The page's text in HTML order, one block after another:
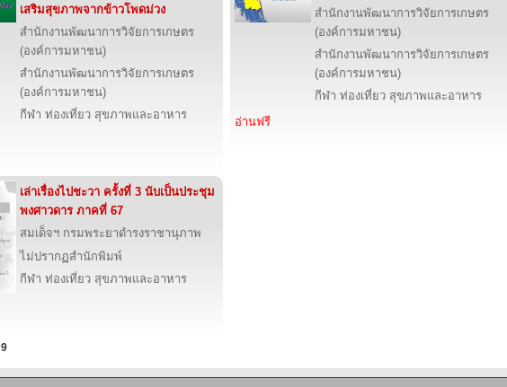
เสริมสุขภาพจากข้าวโพดม่วง
สำนักงานพัฒนาการวิจัยการเกษตร
(องค์การมหาชน)
สำนักงานพัฒนาการวิจัยการเกษตร
(องค์การมหาชน)
กีฬา ท่องเที่ยว สุขภาพและอาหาร
สำนักงานพัฒนาการวิจัยการเกษตร
(องค์การมหาชน)
สำนักงานพัฒนาการวิจัยการเกษตร
(องค์การมหาชน)
กีฬา ท่องเที่ยว สุขภาพและอาหาร
อ่านฟรี
เล่าเรื่องไปชะวา ครั้งที่ 3 นับเป็นประชุม
พงศาวดาร ภาคที่ 67
สมเด็จฯ กรมพระยาดำรงราชานุภาพ
ไม่ปรากฏสำนักพิมพ์
กีฬา ท่องเที่ยว สุขภาพและอาหาร
9